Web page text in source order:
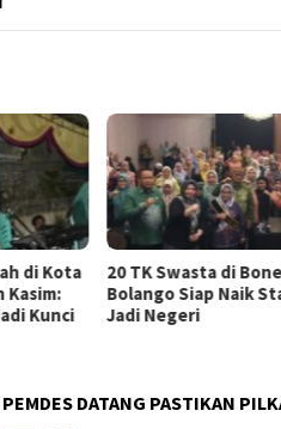
di Kota
Kasim:
Kunci
20 TK Swasta di Bone
Bolango Siap Naik
Jadi Negeri
DATANG PASTIKAN